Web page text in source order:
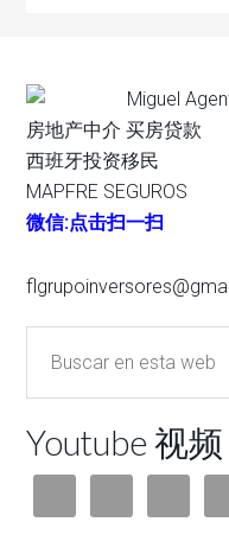
Miguel
房地产中介 买房贷款
西班牙投资移民
MAPFRE SEGUROS
微信:点击扫一扫
Youtube 视频